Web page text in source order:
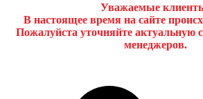
Уважаемые
В настоящее время на сайте
Пожалуйста уточняйте актуальную
менеджеров.